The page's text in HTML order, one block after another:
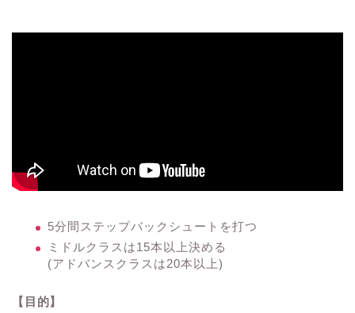
5分間ステップバックシュートを打つ
ミドルクラスは15本以上決める
(アドバンスクラスは20本以上)
【目的】